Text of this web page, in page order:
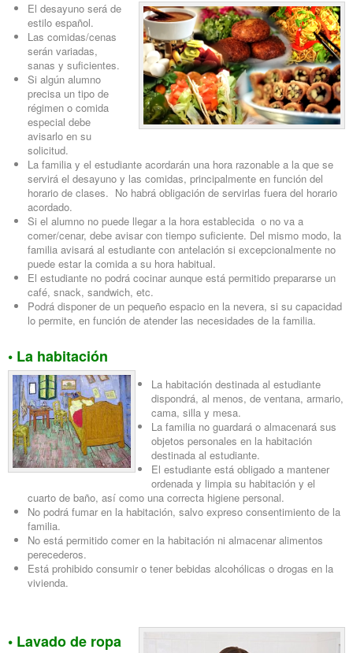
El desayuno será de
estilo español.
Las comidas/cenas
serán variadas,
sanas y suficientes.
Si algún alumno
precisa un tipo de
régimen o comida
especial debe
avisarlo en su
solicitud.
La familia y el estudiante acordarán una hora razonable a la que se
servirá el desayuno y las comidas, principalmente en función del
horario de clases. No habrá obligación de servirlas fuera del horario
acordado.
Si el alumno no puede llegar a la hora establecida o no va a
comer/cenar, debe avisar con tiempo suficiente. Del mismo modo, la
familia avisará al estudiante con antelación si excepcionalmente no
puede estar la comida a su hora habitual.
El estudiante no podrá cocinar aunque está permitido prepararse un
café, snack, sandwich, etc.
Podrá disponer de un pequeño espacio en la nevera, si su capacidad
lo permite, en función de atender las necesidades de la familia.
• La habitación
La habitación destinada al estudiante
dispondrá, al menos, de ventana, armario,
cama, silla y mesa.
La familia no guardará o almacenará sus
objetos personales en la habitación
destinada al estudiante.
El estudiante está obligado a mantener
ordenada y limpia su habitación y el
cuarto de baño, así como una correcta higiene personal.
No podrá fumar en la habitación, salvo expreso consentimiento de la
familia.
No está permitido comer en la habitación ni almacenar alimentos
perecederos.
Está prohibido consumir o tener bebidas alcohólicas o drogas en la
vivienda.
• Lavado de ropa